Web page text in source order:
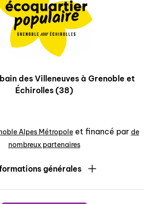
des Villeneuves à Grenoble et
Échirolles (38)
Alpes Métropoleet financé par de
nombreux partenaires
générales